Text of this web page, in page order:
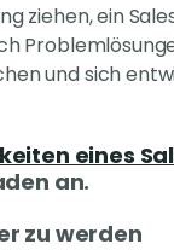
ziehen, ein
und sich
eines
an.
zu werden